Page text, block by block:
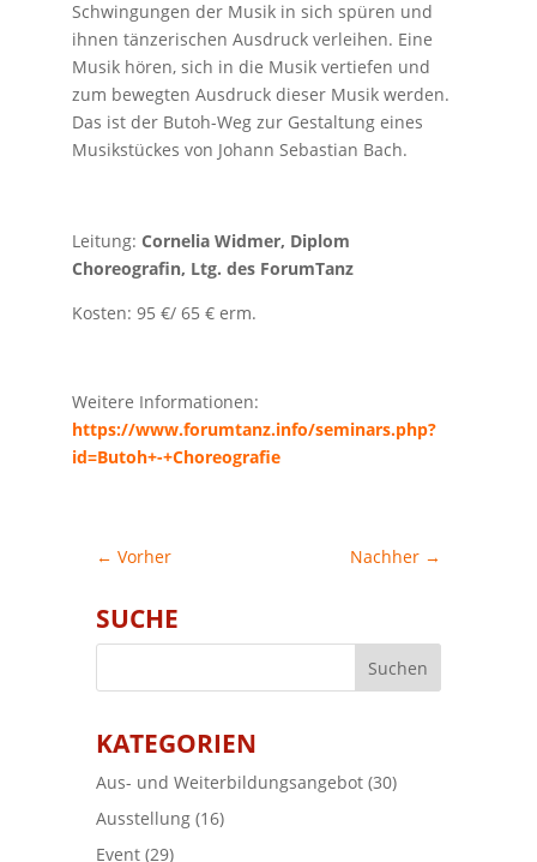
Schwingungen der Musik in sich spüren und
ihnen tänzerischen Ausdruck verleihen. Eine
Musik hören, sich in die Musik vertiefen und
zum bewegten Ausdruck dieser Musik werden.
Das ist der Butoh-Weg zur Gestaltung eines
Musikstückes von Johann Sebastian Bach.
Leitung: Cornelia Widmer, Diplom
Choreografin, Ltg. des ForumTanz
Kosten: 95 €/ 65 € erm.
Weitere Informationen:
https://www.forumtanz.info/seminars.php?
id=Butoh+-+Choreografie
← Vorher Nachher →
SUCHE
KATEGORIEN
Aus- und Weiterbildungsangebot (30)
Ausstellung (16)
Event (29)